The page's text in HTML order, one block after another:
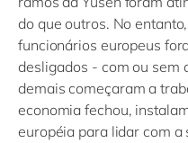
do que outros. No
funcionários europeus
desligados - com ou sem
demais começaram a
economia fechou,
européia para lidar com a